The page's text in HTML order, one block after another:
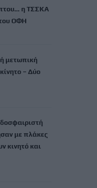
η ΤΣΣΚΑ
ΟΦΗ
μετωπική
– Δύο
με πλάκες
κινητό και